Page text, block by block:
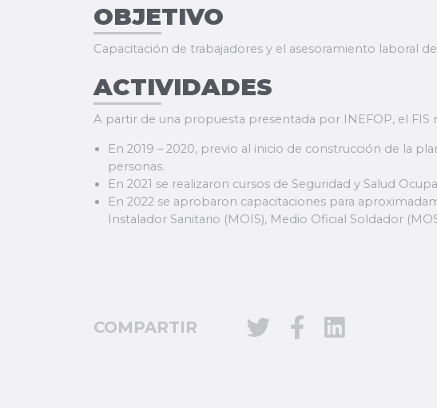
OBJETIVO
Capacitación de trabajadores y el asesoramiento laboral
ACTIVIDADES
A partir de una propuesta presentada por INEFOP, el FIS
En 2019 – 2020, previo al inicio de construcción de la
personas.
En 2021 se realizaron cursos de Seguridad y Salud
En 2022 se aprobaron capacitaciones para
Instalador Sanitario (MOIS), Medio Oficial Soldador
COMPARTIR